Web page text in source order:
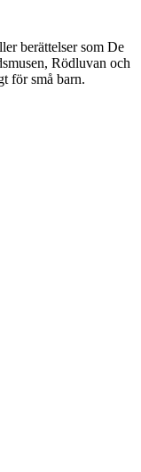
berättelser som De
Rödluvan och
för små barn.